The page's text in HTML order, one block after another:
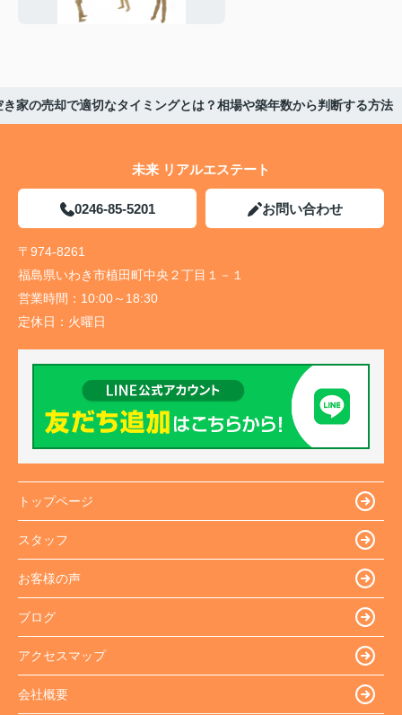
き家の売却で適切なタイミングとは？相場や築年数から判断する方法
未来 リアルエステート
0246-85-5201 お問い合わせ
〒974-8261
福島県いわき市植田町中央２丁目１－１
営業時間： 10:00～18:30
定休日： 火曜日
トップページ
スタッフ
お客様の声
ブログ
アクセスマップ
会社概要